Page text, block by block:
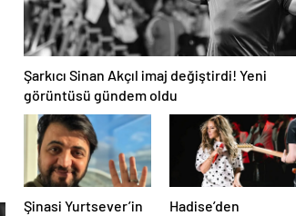
Şarkıcı Sinan Akçıl imaj değiştirdi! Yeni
görüntüsü gündem oldu
Şinasi Yurtsever’in
Hadise’den